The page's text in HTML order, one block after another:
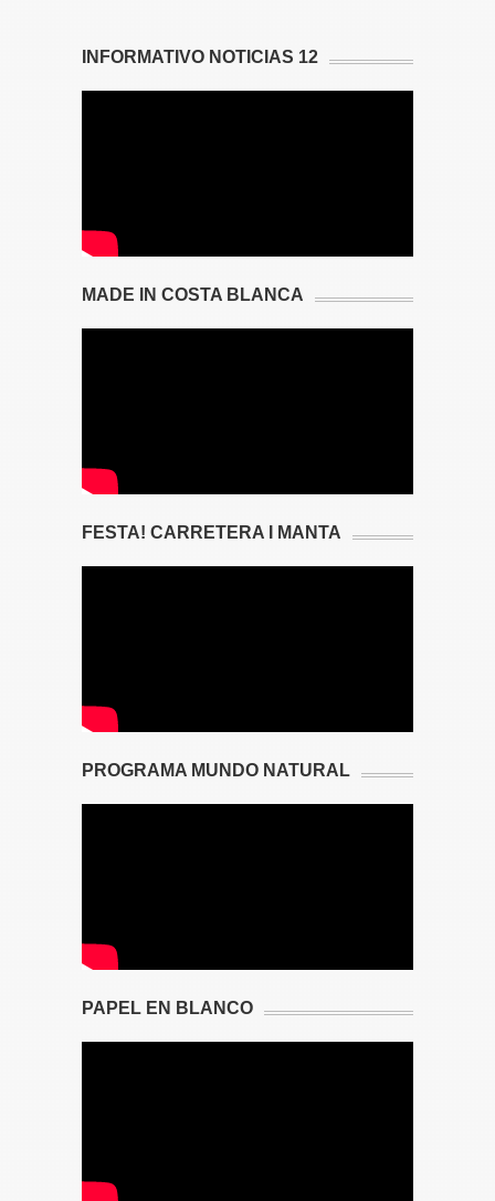
INFORMATIVO NOTICIAS 12
MADE IN COSTA BLANCA
FESTA! CARRETERA I MANTA
PROGRAMA MUNDO NATURAL
PAPEL EN BLANCO